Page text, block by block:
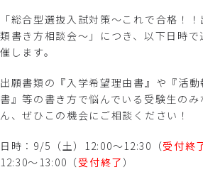
「総合型選抜入試対策～これで合格！
類書き方相談会～」につき、以下日時で
催します。
出願書類の『入学希望理由書』や『活動
書』等の書き方で悩んでいる受験生のみ
ん、ぜひこの機会にご相談ください！
日時：9/5（土）12:00～12:30（受付終
12:30～13:00（受付終了）